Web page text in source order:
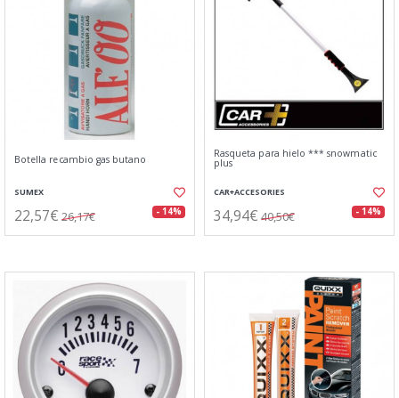
Botella recambio gas butano
SUMEX
22,57€ 26,17€ - 14%
Rasqueta para hielo *** snowmatic
plus
CAR+ACCESORIES
34,94€ 40,50€ - 14%